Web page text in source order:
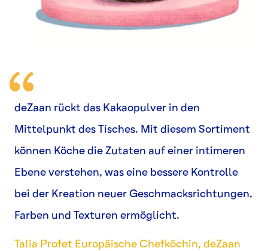
deZaan rückt das Kakaopulver in den
Mittelpunkt des Tisches. Mit diesem Sortiment
können Köche die Zutaten auf einer intimeren
Ebene verstehen, was eine bessere Kontrolle
bei der Kreation neuer Geschmacksrichtungen,
Farben und Texturen ermöglicht.
Talia Profet Europäische Chefköchin, deZaan